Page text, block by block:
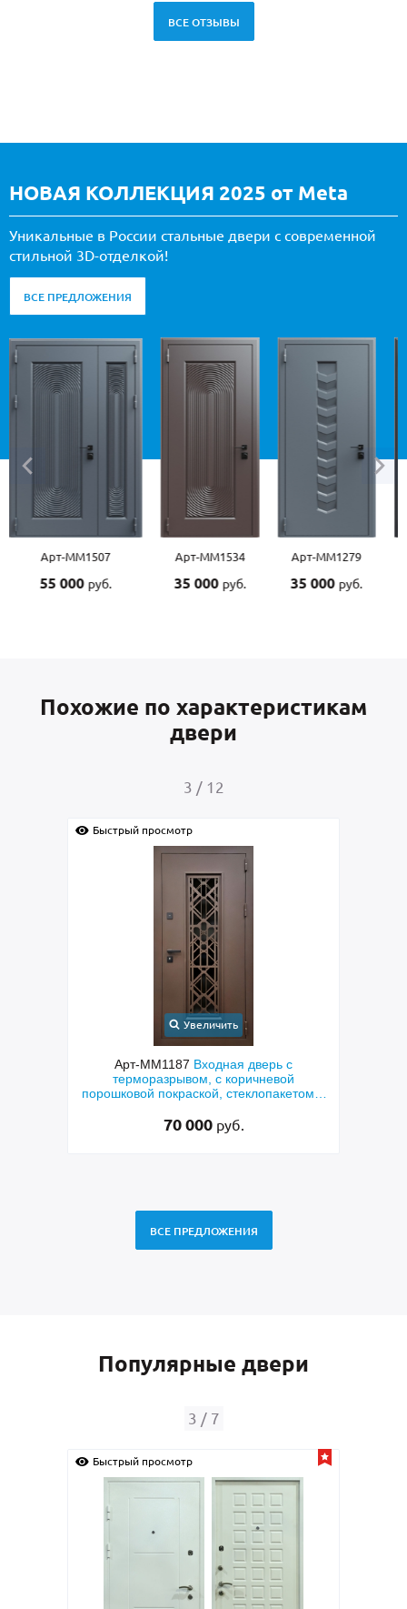
ВСЕ ОТЗЫВЫ
НОВАЯ КОЛЛЕКЦИЯ 2025 от Meta
Уникальные в России стальные двери с современной
стильной 3D-отделкой!
ВСЕ ПРЕДЛОЖЕНИЯ
Арт-ММ1534
35 000
Арт-ММ1279
35 000руб.
Арт-ММ1570
45 000руб.
Похожие по характеристикам
двери
4 / 12
стеклопакетом и
Быстрый просмотр
Арт-ММ1384Входная дверь с
металлофиленкой, бугельной ручкой и
порошковым напылением RAL 7021
45 000
ВСЕ ПРЕДЛОЖЕНИЯ
Популярные двери
4 / 7
Быстрый просмотр